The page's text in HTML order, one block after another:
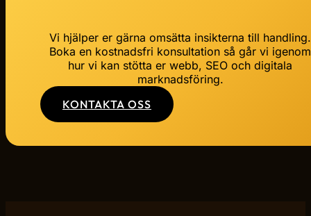
Vi hjälper er gärna omsätta insikterna till handling.
Boka en kostnadsfri konsultation så går vi igenom
hur vi kan stötta er webb, SEO och digitala
marknadsföring.
KONTAKTA OSS